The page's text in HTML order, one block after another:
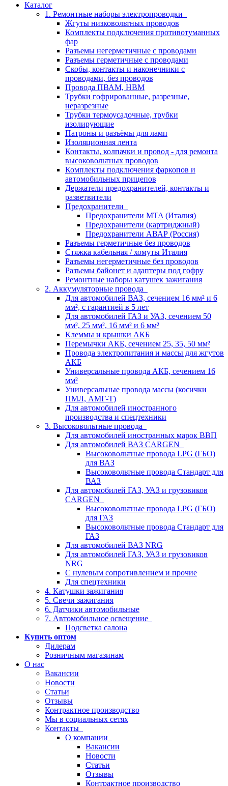
Каталог
1. Ремонтные наборы электропроводки
Жгуты низковольтных проводов
Комплекты подключения противотуманных
фар
Разъемы негерметичные с проводами
Разъемы герметичные с проводами
Скобы, контакты и наконечники с
проводами, без проводов
Провода ПВАМ, НВМ
Трубки гофрированные, разрезные,
неразрезные
Трубки термоусадочные, трубки
изолирующие
Патроны и разъёмы для ламп
Изоляционная лента
Контакты, колпачки и провод - для ремонта
высоковольтных проводов
Комплекты подключения фаркопов и
автомобильных прицепов
Держатели предохранителей, контакты и
разветвители
Предохранители
Предохранители MTA (Италия)
Предохранители (картриджный)
Предохранители АВАР (Россия)
Разъемы герметичные без проводов
Стяжка кабельная / хомуты Италия
Разъемы негерметичные без проводов
Разъемы байонет и адаптеры под гофру
Ремонтные наборы катушек зажигания
2. Аккумуляторные провода
Для автомобилей ВАЗ, сечением 16 мм² и 6
мм², с гарантией в 5 лет
Для автомобилей ГАЗ и УАЗ, сечением 50
мм², 25 мм², 16 мм² и 6 мм²
Клеммы и крышки АКБ
Перемычки АКБ, сечением 25, 35, 50 мм²
Провода электропитания и массы для жгутов
АКБ
Универсальные провода АКБ, сечением 16
мм²
Универсальные провода массы (косички
ПМЛ, АМГ-Т)
Для автомобилей иностранного
производства и спецтехники
3. Высоковольтные провода
Для автомобилей иностранных марок ВВП
Для автомобилей ВАЗ CARGEN
Высоковольтные провода LPG (ГБО)
для ВАЗ
Высоковольтные провода Стандарт для
ВАЗ
Для автомобилей ГАЗ, УАЗ и грузовиков
CARGEN
Высоковольтные провода LPG (ГБО)
для ГАЗ
Высоковольтные провода Стандарт для
ГАЗ
Для автомобилей ВАЗ NRG
Для автомобилей ГАЗ, УАЗ и грузовиков
NRG
С нулевым сопротивлением и прочие
Для спецтехники
4. Катушки зажигания
5. Свечи зажигания
6. Датчики автомобильные
7. Автомобильное освещение
Подсветка салона
Купить оптом
Дилерам
Розничным магазинам
О нас
Вакансии
Новости
Статьи
Отзывы
Контрактное производство
Мы в социальных сетях
Контакты
О компании
Вакансии
Новости
Статьи
Отзывы
Контрактное производство